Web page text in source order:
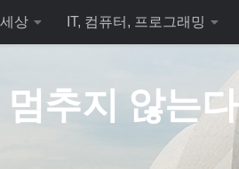
상 IT, 컴퓨터, 프로그래밍
추지 않는다